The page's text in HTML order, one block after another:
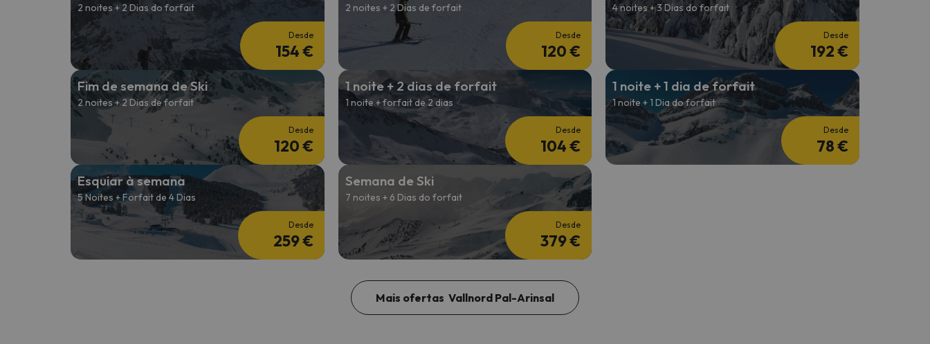
2 noites + 2 Dias do forfait
Desde
154 €
2 noites + 2 Dias de forfait
Desde
120 €
4 noites + 3 Dias do forfait
Desde
192 €
Fim de semana de Ski
2 noites + 2 Dias de forfait
Desde
120 €
1 noite + 2 dias de forfait
1 noite + forfait de 2 dias
Desde
104 €
1 noite + 1 dia de forfait
1 noite + 1 Dia do forfait
Desde
78 €
Esquiar à semana
5 Noites + Forfait de 4 Dias
Desde
259 €
Semana de Ski
7 noites + 6 Dias do forfait
Desde
379 €
Mais ofertas Vallnord Pal-Arinsal